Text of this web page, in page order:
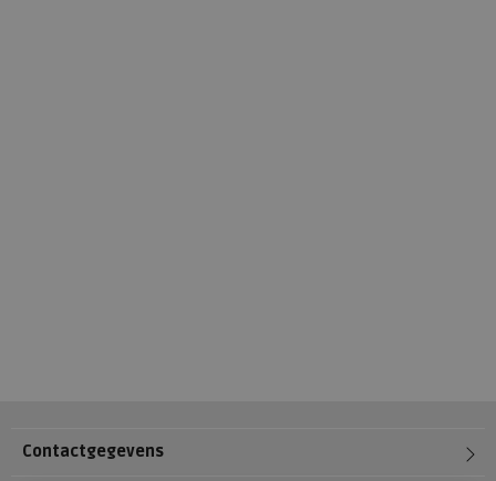
Contactgegevens